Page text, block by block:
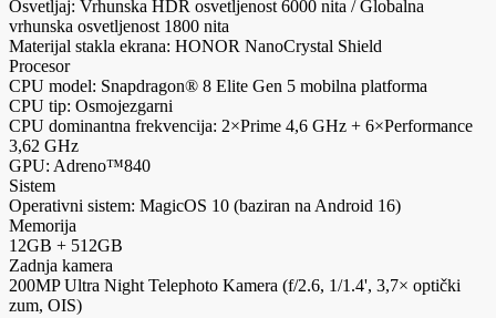
Osvetljaj: Vrhunska HDR osvetljenost 6000 nita / Globalna
vrhunska osvetljenost 1800 nita
Materijal stakla ekrana: HONOR NanoCrystal Shield
Procesor
CPU model: Snapdragon® 8 Elite Gen 5 mobilna platforma
CPU tip: Osmojezgarni
CPU dominantna frekvencija: 2×Prime 4,6 GHz + 6×Performance
3,62 GHz
GPU: Adreno™840
Sistem
Operativni sistem: MagicOS 10 (baziran na Android 16)
Memorija
12GB + 512GB
Zadnja kamera
200MP Ultra Night Telephoto Kamera (f/2.6, 1/1.4', 3,7× optički
zum, OIS)